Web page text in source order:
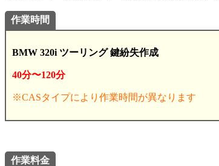
作業時間
BMW 320i ツーリング 鍵紛失作成
40分〜120分
※CASタイプにより作業時間が異なります
作業料金